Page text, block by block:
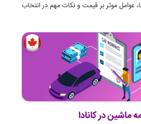
عوامل موثر بر قیمت و نکات مهم در انتخاب
ماشین در کانادا